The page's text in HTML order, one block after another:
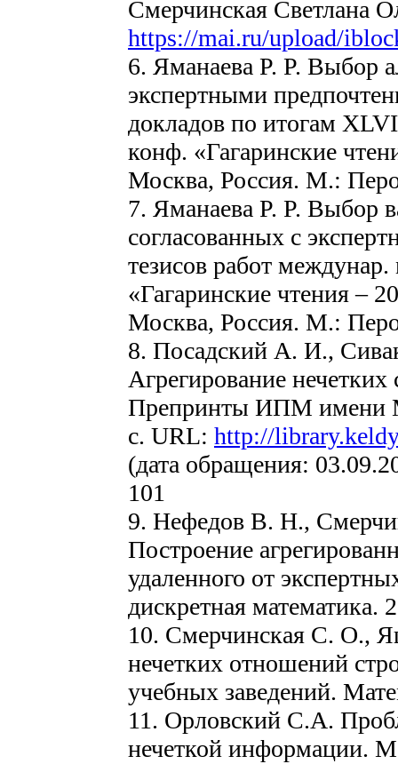
Смерчинская Светлана
https://mai.ru/upload/
6. Яманаева Р. Р. Выбор
экспертными
докладов по итогам
конф. «Гагаринские
Москва, Россия. М.:
7. Яманаева Р. Р. Выбор
согласованных с
тезисов работ
«Гагаринские чтения –
Москва, Россия. М.:
8. Посадский А. И.,
Агрегирование
Препринты ИПМ имени
с. URL: http://
(дата обращения:
101
9. Нефедов В. Н.,
Построение
удаленного от
дискретная
10. Смерчинская С. О.,
нечетких отношений
учебных заведений.
11. Орловский С.А.
нечеткой информации.